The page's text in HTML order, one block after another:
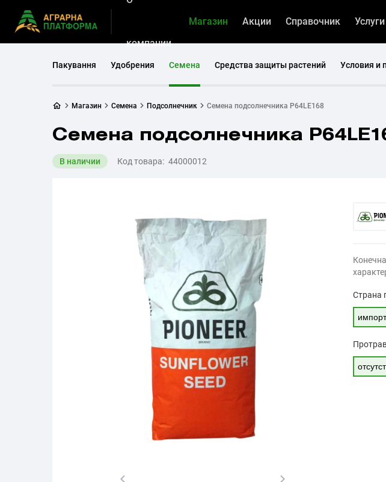
компании
Магазин Акции Справочник Услуги
Пакування Удобрения Семена Средства защиты растений Условия и
Магазин Семена Подсолнечник Семена подсолнечника P64LE168
Семена подсолнечника
В наличии Код товара: 44000012
Страна
импорт